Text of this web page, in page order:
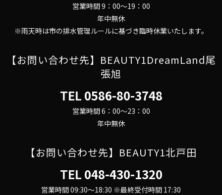
営業時間 9：00～19：00
年中無休
※雨天時は市の排水管理ルールに基づき臨時休業いたします。
【お問い合わせ先】BEAUTY1DreamLand尾
張旭
TEL 0586-80-3748
営業時間 6：00～23：00
年中無休
【お問い合わせ先】BEAUTY1北戸田
TEL 048-430-1320
営業時間 09:30～18:30 ※最終受付時間 17:30